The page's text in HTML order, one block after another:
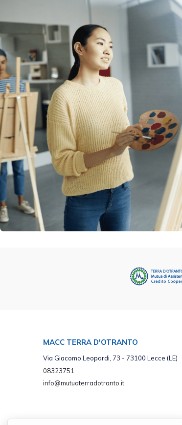
MACC TERRA D'OTRANTO
Via Giacomo Leopardi, 73 - 73100 Lecce (LE)
08323751
info@mutuaterradotranto.it